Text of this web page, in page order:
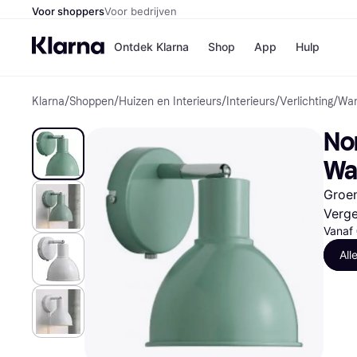
Voor shoppersVoor bedrijven
Ontdek Klarna Shop
Winkels
Bol
H&M
App Hulp
Klarna/Shoppen/Huizen en Interieurs/ Interieurs/Verlichting/
Vanaf